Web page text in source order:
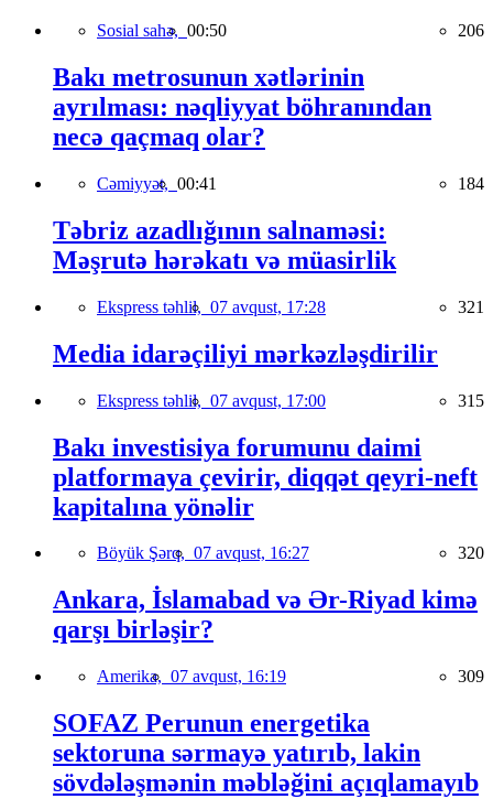
Sosial sahə, 00:50 206
Bakı metrosunun xətlərinin
ayrılması: nəqliyyat böhranından
necə qaçmaq olar?
Cəmiyyət, 00:41 184
Təbriz azadlığının salnaməsi:
Məşrutə hərəkatı və müasirlik
Ekspress təhlil, 07 avqust, 17:28 321
Media idarəçiliyi mərkəzləşdirilir
Ekspress təhlil, 07 avqust, 17:00 315
Bakı investisiya forumunu daimi
platformaya çevirir, diqqət qeyri-neft
kapitalına yönəlir
Böyük Şərq, 07 avqust, 16:27 320
Ankara, İslamabad və Ər-Riyad kimə
qarşı birləşir?
Amerika, 07 avqust, 16:19 309
SOFAZ Perunun energetika
sektoruna sərmayə yatırıb, lakin
sövdələşmənin məbləğini açıqlamayıb